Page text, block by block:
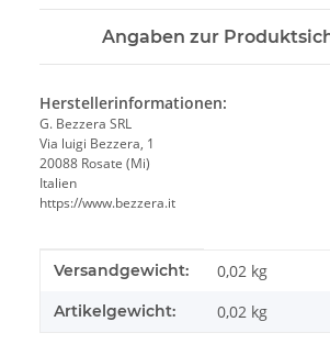
Angaben zur
Herstellerinformationen:
G. Bezzera SRL
Via luigi Bezzera, 1
20088 Rosate (Mi)
Italien
https://www.bezzera.it
Produkteigenschaft
Wert
Versandgewicht: 0,02 kg
Artikelgewicht: 0,02 kg